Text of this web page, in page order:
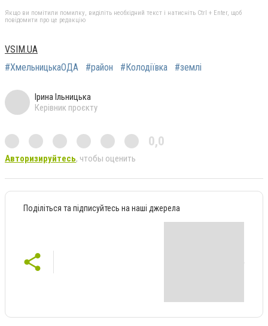
Якщо ви помітили помилку, виділіть необхідний текст і натисніть Ctrl + Enter, щоб
повідомити про це редакцію
VSIM.UA
#ХмельницькаОДА
#район #Колодіївка #землі
Ірина Ільницька
Керівник проєкту
0,0
Авторизируйтесь, чтобы оценить
Поділіться та підписуйтесь на наші джерела